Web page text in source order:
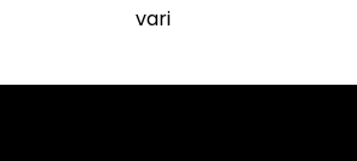
vari